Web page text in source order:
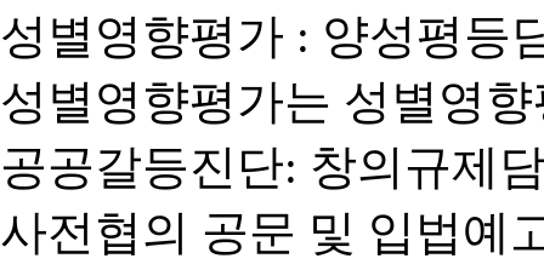
성별영향평가 : 양성평등
성별영향평가는 성별영
공공갈등진단: 창의규제
사전협의 공문 및 입법예